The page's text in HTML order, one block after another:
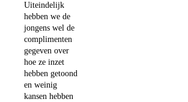
Uiteindelijk
hebben we de
jongens wel de
complimenten
gegeven over
hoe ze inzet
hebben getoond
en weinig
kansen hebben